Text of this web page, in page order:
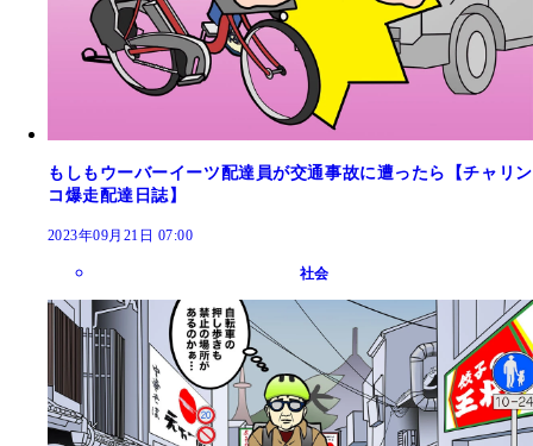
もしもウーバーイーツ配達員が交通事故に遭ったら【チャリン
コ爆走配達日誌】
2023年09月21日 07:00
社会